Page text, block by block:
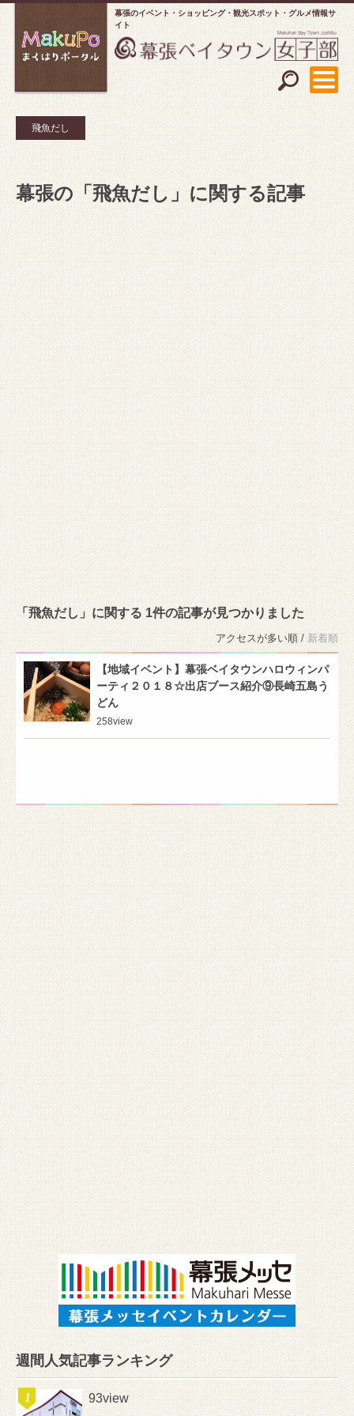
幕張のイベント・ショッピング
観光スポット・グルメ情報サ
イト
飛魚だし
幕張の「飛魚だし」に関する記事
「飛魚だし」に関する 1件の記事が見つかりました
アクセスが多い順 / 新着順
【地域イベント】幕張ベイタウンハロウィンパ
ーティ２０１８☆出店ブース紹介⑨長崎五島う
どん
258view
週間人気記事ランキング
93view